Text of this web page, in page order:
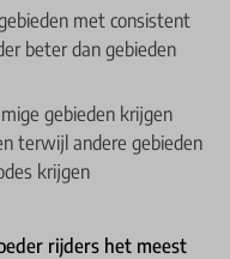
met consistent
beter dan gebieden
gebieden krijgen
terwijl andere gebieden
krijgen
rijders het meest